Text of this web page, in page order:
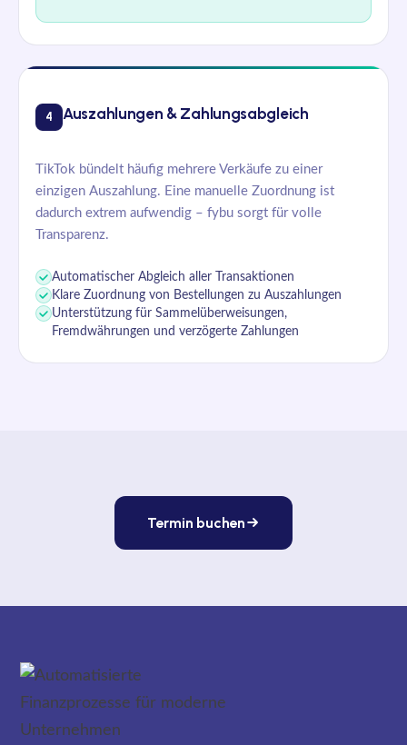
4 Auszahlungen & Zahlungsabgleich
TikTok bündelt häufig mehrere Verkäufe zu einer
einzigen Auszahlung. Eine manuelle Zuordnung ist
dadurch extrem aufwendig – fybu sorgt für volle
Transparenz.
Automatischer Abgleich aller Transaktionen
Klare Zuordnung von Bestellungen zu Auszahlungen
Unterstützung für Sammelüberweisungen,
Fremdwährungen und verzögerte Zahlungen
Termin buchen